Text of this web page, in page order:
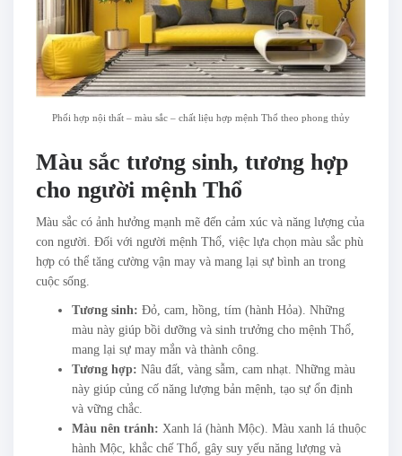
Phối hợp nội thất – màu sắc – chất liệu hợp mệnh Thổ theo phong thủy
Màu sắc tương sinh, tương hợp
cho người mệnh Thổ
Màu sắc có ảnh hưởng mạnh mẽ đến cảm xúc và năng lượng của
con người. Đối với người mệnh Thổ, việc lựa chọn màu sắc phù
hợp có thể tăng cường vận may và mang lại sự bình an trong
cuộc sống.
Tương sinh: Đỏ, cam, hồng, tím (hành Hỏa). Những
màu này giúp bồi dưỡng và sinh trưởng cho mệnh Thổ,
mang lại sự may mắn và thành công.
Tương hợp: Nâu đất, vàng sẫm, cam nhạt. Những màu
này giúp củng cố năng lượng bản mệnh, tạo sự ổn định
và vững chắc.
Màu nên tránh: Xanh lá (hành Mộc). Màu xanh lá thuộc
hành Mộc, khắc chế Thổ, gây suy yếu năng lượng và